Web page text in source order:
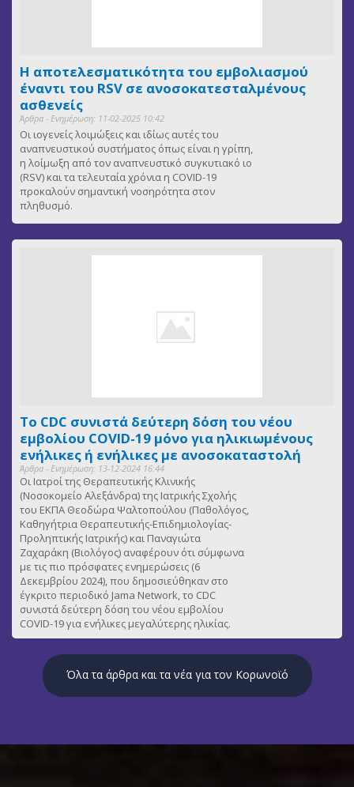
Η αποτελεσματικότητα του εμβολιασμού
έναντι του RSV σε ανοσοκατεσταλμένους
ασθενείς
Άρθρα - Ενημέρωση: 11-02-2025 10:42
Οι ιογενείς λοιμώξεις και ιδίως αυτές του
αναπνευστικού συστήματος όπως είναι η γρίπη,
η λοίμωξη από τον αναπνευστικό συγκυτιακό ιο
(RSV) και τα τελευταία χρόνια η COVID-19
προκαλούν σημαντική νοσηρότητα στον
πληθυσμό.
Το CDC συνιστά δεύτερη δόση του νέου
εμβολίου COVID-19 μόνο για ηλικιωμένους
ενήλικες ή ενήλικες με ανοσοκαταστολή
Άρθρα - Ενημέρωση: 13-12-2024 16:44
Οι Ιατροί της Θεραπευτικής Κλινικής
(Νοσοκομείο Αλεξάνδρα) της Ιατρικής Σχολής
του ΕΚΠΑ Θεοδώρα Ψαλτοπούλου (Παθολόγος,
Καθηγήτρια Θεραπευτικής-Επιδημιολογίας-
Προληπτικής Ιατρικής) και Παναγιώτα
Ζαχαράκη (Βιολόγος) αναφέρουν ότι σύμφωνα
με τις πιο πρόσφατες ενημερώσεις (6
Δεκεμβρίου 2024), που δημοσιεύθηκαν στο
έγκριτο περιοδικό Jama Network, το CDC
συνιστά δεύτερη δόση του νέου εμβολίου
COVID-19 για ενήλικες μεγαλύτερης ηλικίας.
Όλα τα άρθρα και τα νέα για τον Κορωνοϊό